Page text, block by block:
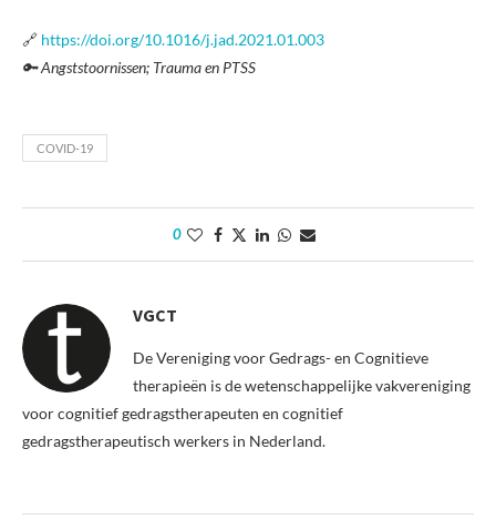
🔗 https://doi.org/10.1016/j.jad.2021.01.003
🔑 Angststoornissen; Trauma en PTSS
COVID-19
0
VGCT
De Vereniging voor Gedrags- en Cognitieve
therapieën is de wetenschappelijke vakvereniging
voor cognitief gedragstherapeuten en cognitief
gedragstherapeutisch werkers in Nederland.